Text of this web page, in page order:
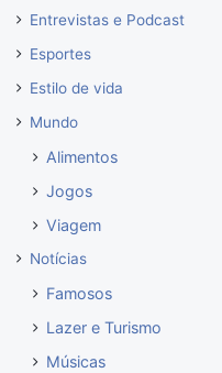
Entrevistas e Podcast
Esportes
Estilo de vida
Mundo
Alimentos
Jogos
Viagem
Notícias
Famosos
Lazer e Turismo
Músicas